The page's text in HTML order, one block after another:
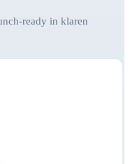
ready in klaren